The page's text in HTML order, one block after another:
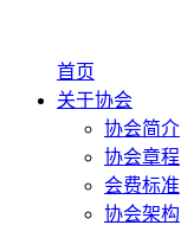
首页
关于协会
协会简介
协会章程
会费标准
协会架构